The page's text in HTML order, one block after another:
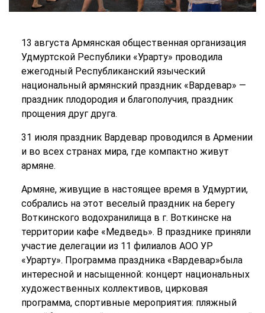
13 августа Армянская общественная организация
Удмуртской Республики «Урарту» проводила
ежегодный Республиканский языческий
национальный армянский праздник «Вардевар» —
праздник плодородия и благополучия, праздник
прощения друг друга.
31 июля праздник Вардевар проводился в Армении
и во всех странах мира, где компактно живут
армяне.
Армяне, живущие в настоящее время в Удмуртии,
собрались на этот веселый праздник на берегу
Воткинского водохранилища в г. Воткинске на
территории кафе «Медведь». В празднике приняли
участие делегации из 11 филиалов АОО УР
«Урарту». Программа праздника «Вардевар»была
интересной и насыщенной: концерт национальных
художественных коллективов, цирковая
программа, спортивные мероприятия: пляжный